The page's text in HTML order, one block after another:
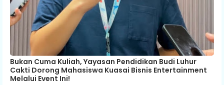
Bukan Cuma Kuliah, Yayasan Pendidikan Budi Luhur
Cakti Dorong Mahasiswa Kuasai Bisnis Entertainment
Melalui Event Ini!